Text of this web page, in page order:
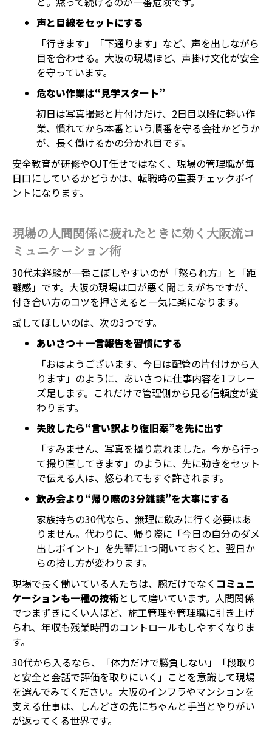
声と目線をセットにする
「行きます」「下通ります」など、声を出しながら
目を合わせる。大阪の現場ほど、声掛け文化が安全
を守っています。
危ない作業は“見学スタート”
初日は写真撮影と片付けだけ、2日目以降に軽い作
業、慣れてから本番という順番を守る会社かどうか
が、長く働けるかの分かれ目です。
安全教育が研修やOJT任せではなく、現場の管理職が毎
日口にしているかどうかは、転職時の重要チェックポイ
ントになります。
現場の人間関係に疲れたときに効く大阪流コ
ミュニケーション術
30代未経験が一番こぼしやすいのが「怒られ方」と「距
離感」です。大阪の現場は口が悪く聞こえがちですが、
付き合い方のコツを押さえると一気に楽になります。
試してほしいのは、次の3つです。
あいさつ＋一言報告を習慣にする
「おはようございます、今日は配管の片付けから入
ります」のように、あいさつに仕事内容を1フレー
ズ足します。これだけで管理側から見る信頼度が変
わります。
失敗したら“言い訳より復旧案”を先に出す
「すみません、写真を撮り忘れました。今から行っ
て撮り直してきます」のように、先に動きをセット
で伝える人は、怒られてもすぐ許されます。
飲み会より“帰り際の3分雑談”を大事にする
家族持ちの30代なら、無理に飲みに行く必要はあ
りません。代わりに、帰り際に「今日の自分のダメ
出しポイント」を先輩に1つ聞いておくと、翌日か
らの接し方が変わります。
現場で長く働いている人たちは、腕だけでなく コミュニ
ケーションも一種の技術として磨いています。人間関係
でつまずきにくい人ほど、施工管理や管理職に引き上げ
られ、年収も残業時間のコントロールもしやすくなりま
す。
30代から入るなら、「体力だけで勝負しない」「段取り
と安全と会話で評価を取りにいく」ことを意識して現場
を選んでみてください。大阪のインフラやマンションを
支える仕事は、しんどさの先にちゃんと手当とやりがい
が返ってくる世界です。